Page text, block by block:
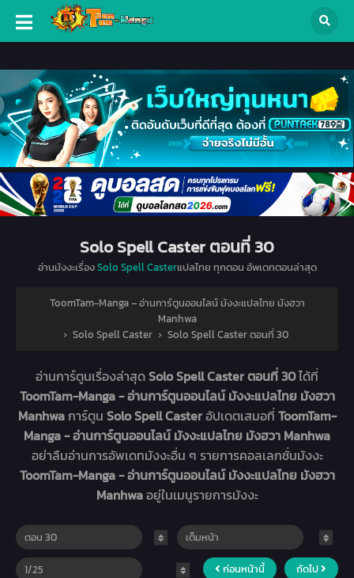
Solo Spell Caster ตอนที่ 30
อ่านมังงะเรื่องSolo Spell Casterแปลไทย ทุกตอน อัพเดทตอนล่าสุด
ToomTam-Manga – อ่านการ์ตูนออนไลน์ มังงะแปลไทย มังฮวา
Manhwa
› Solo Spell Caster › Solo Spell Caster ตอนที่ 30
อ่านการ์ตูนเรื่องล่าสุดSolo Spell Caster ตอนที่ 30ได้ที่
ToomTam-Manga - อ่านการ์ตูนออนไลน์ มังงะแปลไทย มังฮวา
Manhwaการ์ตูน Solo Spell Casterอัปเดตเสมอที่ ToomTam-
Manga - อ่านการ์ตูนออนไลน์ มังงะแปลไทย มังฮวา Manhwa
อย่าลืมอ่านการอัพเดทมังงะอื่น ๆ รายการคอลเลกชั่นมังงะ
ToomTam-Manga - อ่านการ์ตูนออนไลน์ มังงะแปลไทย มังฮวา
Manhwaอยู่ในเมนูรายการมังงะ
ก่อนหน้านี้ ถัดไป